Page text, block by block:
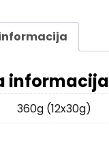
informacija
360g (12x30g)